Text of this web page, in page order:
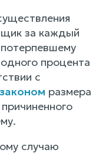
за каждый
процента
с
размера
случаю